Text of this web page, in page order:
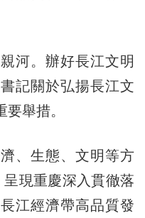
。辦好長江文明
記關於弘揚長江文
舉措。
、生態、文明等方
現重慶深入貫徹落
江經濟帶高品質發